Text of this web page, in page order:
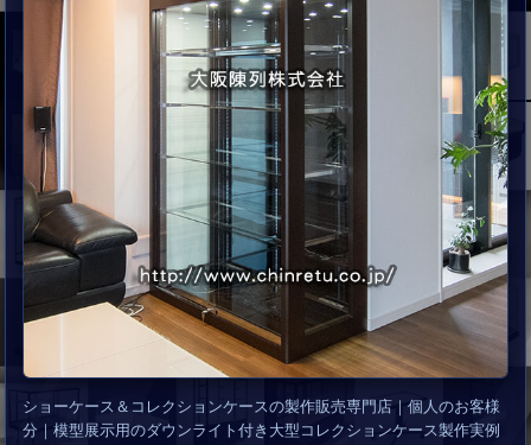
ショーケース＆コレクションケースの製作販売専門店｜個人のお客様
分｜模型展示用のダウンライト付き大型コレクションケース製作実例